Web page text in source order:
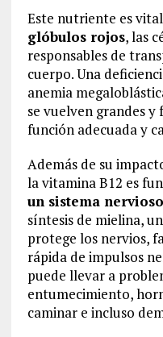
Este nutriente es
glóbulos rojos, las
responsables de
cuerpo. Una
anemia
se vuelven grandes
función adecuada y
Además de su
la vitamina B12 es
un sistema
síntesis de mielina,
protege los nervios,
rápida de impulsos
puede llevar a
entumecimiento,
caminar e incluso